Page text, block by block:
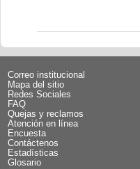
Correo institucional
Mapa del sitio
Redes Sociales
FAQ
Quejas y reclamos
Atención en línea
Encuesta
Contáctenos
Estadísticas
Glosario